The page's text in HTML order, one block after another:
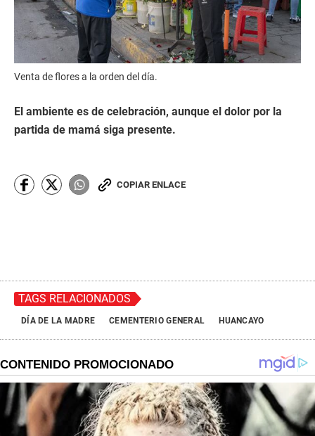
Venta de flores a la orden del día.
El ambiente es de celebración, aunque el dolor por la
partida de mamá siga presente.
COPIAR ENLACE
TAGS RELACIONADOS
DÍA DE LA MADRE CEMENTERIO GENERAL HUANCAYO